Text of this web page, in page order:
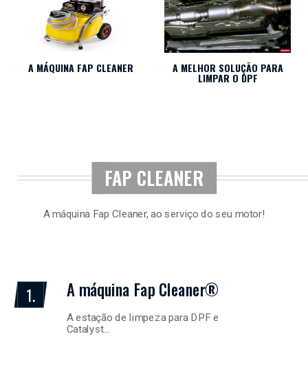
A MÁQUINA FAP CLEANER A MELHOR SOLUÇÃO PARA
LIMPAR O DPF
FAP CLEANER
A máquina Fap Cleaner, ao serviço do seu motor!
1. A máquina Fap Cleaner®
A estação de limpeza para DPF e
Catalyst…